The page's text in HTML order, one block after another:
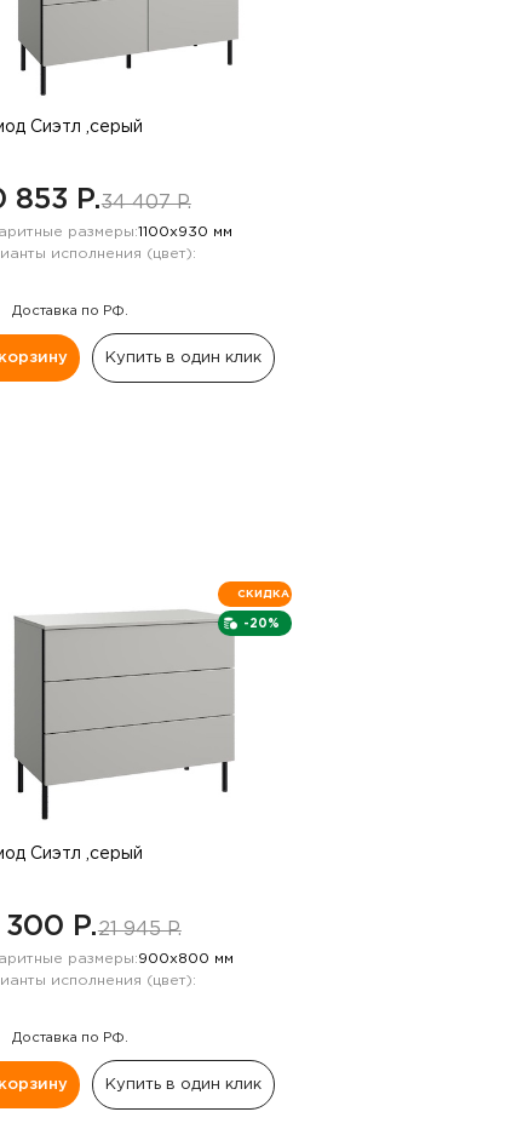
Сиэтл ,серый
853 P.34 407 P.
размеры:1100х930 мм
исполнения (цвет):
Доставка по РФ.
Купить в один клик
-20%
СКИДКА
Сиэтл ,серый
300 P.21 945 P.
размеры:900х800 мм
исполнения (цвет):
Доставка по РФ.
Купить в один клик